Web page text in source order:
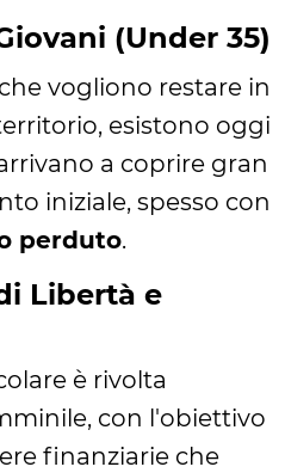
(Under 35)
vogliono restare in
esistono oggi
a coprire gran
iniziale, spesso con
perduto.
Libertà e
è rivolta
con l'obiettivo
finanziarie che